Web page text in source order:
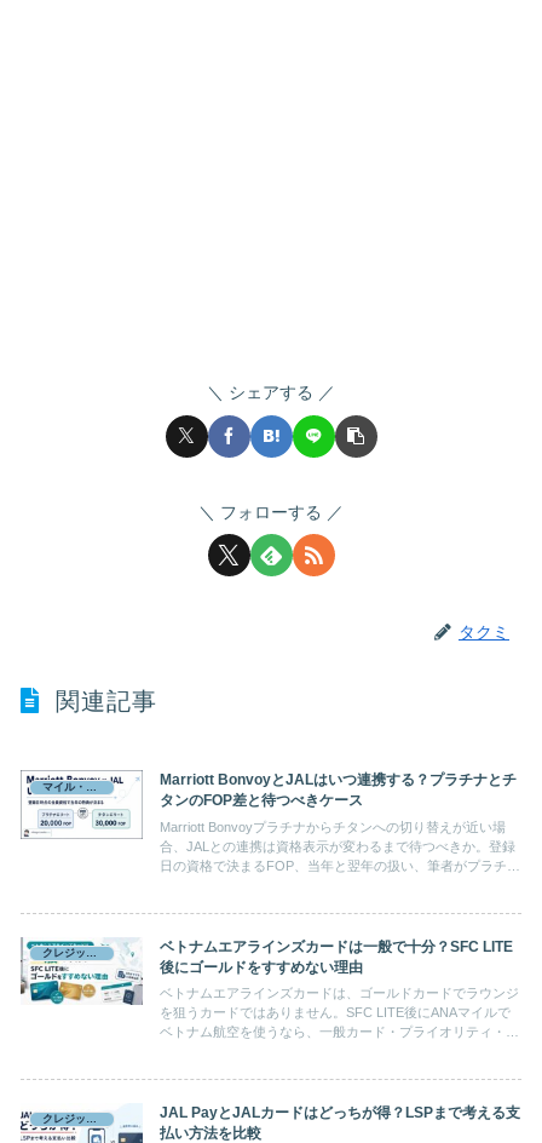
シェアする
フォローする
タクミ
関連記事
Marriott BonvoyとJALはいつ連携する？プラチナとチ
タンのFOP差と待つべきケース
Marriott Bonvoyプラチナからチタンへの切り替えが近い場
合、JALとの連携は資格表示が変わるまで待つべきか。登録
日の資格で決まるFOP、当年と翌年の扱い、筆者がプラチナ
ベトナムエアラインズカードは一般で十分？SFC LITE
後にゴールドをすすめない理由
ベトナムエアラインズカードは、ゴールドカードでラウンジ
を狙うカードではありません。SFC LITE後にANAマイルで
ベトナム航空を使うなら、一般カード・プライオリティ・パ
JAL PayとJALカードはどっちが得？LSPまで考える支
払い方法を比較